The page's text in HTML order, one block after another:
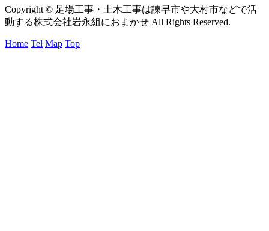
Copyright © 足場工事・土木工事は諫早市や大村市などで活
動する株式会社岩永組におまかせ All Rights Reserved.
Home Tel Map Top